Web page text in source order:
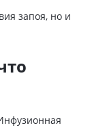
запоя, но и